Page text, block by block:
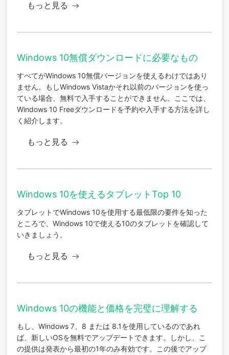
もっと見る
Windows 10無償ダウンロードに必要なもの
すべてがWindows 10無償バージョンを使えるわけではあり
ません。もしWindows Vistaかそれ以前のバージョンを使っ
ている場合、無料で入手することができません。ここでは、
Windows 10 Freeダウンロードを予約や入手する方法を詳し
く紹介します。
もっと見る
Windows 10を使えるタブレットTop 10
タブレットでWindows 10を使用する最低限の要件を知った
ところで、Windows 10で使える10のタブレットを確認して
いきましょう。
もっと見る
Windows 10の機能と価格を完璧に理解する
もし、Windows 7、8 または 8.1を使用しているのであれ
ば、新しいOSを無料でアップデートできます。しかし、こ
の提供は発表から最初の1年のみ有効です。この後でアップ